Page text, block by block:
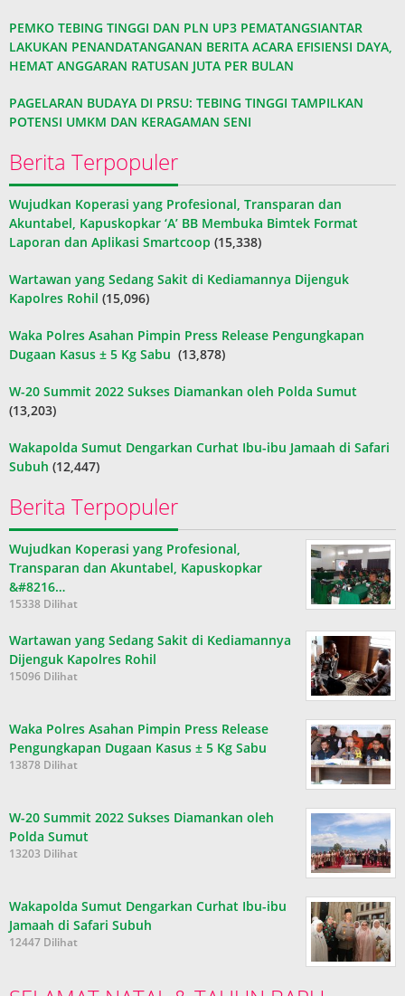
PEMKO TEBING TINGGI DAN PLN UP3 PEMATANGSIANTAR
LAKUKAN PENANDATANGANAN BERITA ACARA EFISIENSI DAYA,
HEMAT ANGGARAN RATUSAN JUTA PER BULAN
PAGELARAN BUDAYA DI PRSU: TEBING TINGGI TAMPILKAN
POTENSI UMKM DAN KERAGAMAN SENI
Berita Terpopuler
Wujudkan Koperasi yang Profesional, Transparan dan
Akuntabel, Kapuskopkar ‘A’ BB Membuka Bimtek Format
Laporan dan Aplikasi Smartcoop (15,338)
Wartawan yang Sedang Sakit di Kediamannya Dijenguk
Kapolres Rohil (15,096)
Waka Polres Asahan Pimpin Press Release Pengungkapan
Dugaan Kasus ± 5 Kg Sabu (13,878)
W-20 Summit 2022 Sukses Diamankan oleh Polda Sumut
(13,203)
Wakapolda Sumut Dengarkan Curhat Ibu-ibu Jamaah di Safari
Subuh (12,447)
Berita Terpopuler
Wujudkan Koperasi yang Profesional,
Transparan dan Akuntabel, Kapuskopkar
&#8216…
15338 Dilihat
Wartawan yang Sedang Sakit di Kediamannya
Dijenguk Kapolres Rohil
15096 Dilihat
Waka Polres Asahan Pimpin Press Release
Pengungkapan Dugaan Kasus ± 5 Kg Sabu
13878 Dilihat
W-20 Summit 2022 Sukses Diamankan oleh
Polda Sumut
13203 Dilihat
Wakapolda Sumut Dengarkan Curhat Ibu-ibu
Jamaah di Safari Subuh
12447 Dilihat